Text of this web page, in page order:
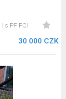
s PP FCI
30 000 CZK